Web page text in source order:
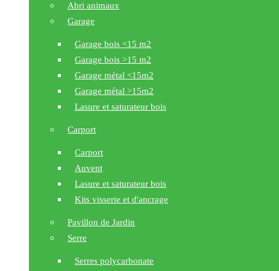
Abri animaux
Garage
Garage bois <15 m2
Garage bois >15 m2
Garage métal <15m2
Garage métal >15m2
Lasure et saturateur bois
Carport
Carport
Auvent
Lasure et saturateur bois
Kits visserie et d'ancrage
Pavillon de Jardin
Serre
Serres polycarbonate